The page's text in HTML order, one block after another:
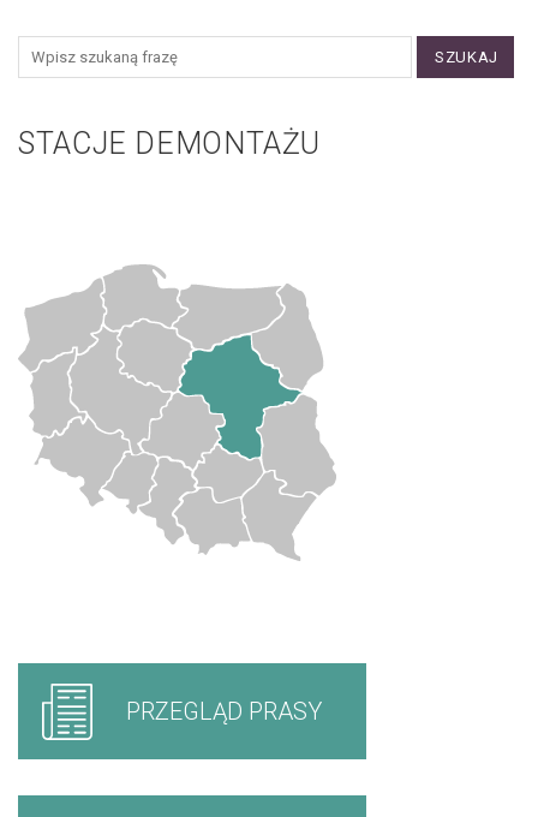
SZUKAJ
STACJE DEMONTAŻU
PRZEGLĄD PRASY